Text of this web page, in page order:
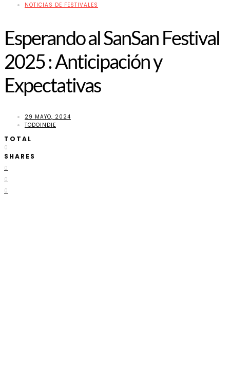
NOTICIAS DE FESTIVALES
Esperando al SanSan Festival
2025 : Anticipación y
Expectativas
29 MAYO, 2024
TODOINDIE
TOTAL
0
SHARES
0
0
0